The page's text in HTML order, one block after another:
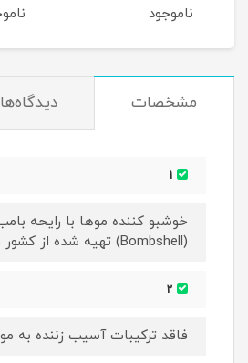
ناموجود
مشخصات دیدگاه‌ها
خوشبو کننده موها با رایحه
(Bombshell) تهیه شده از کشور فرانسه
فاقد ترکیبات آسیب زننده به مو